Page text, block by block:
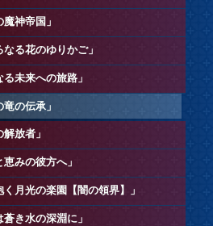
神帝国」
る花のゆりかご」
未来への旅路」
の伝承」
放者」
みの彼方へ」
月光の楽園【闇の領界】」
き水の深淵に」